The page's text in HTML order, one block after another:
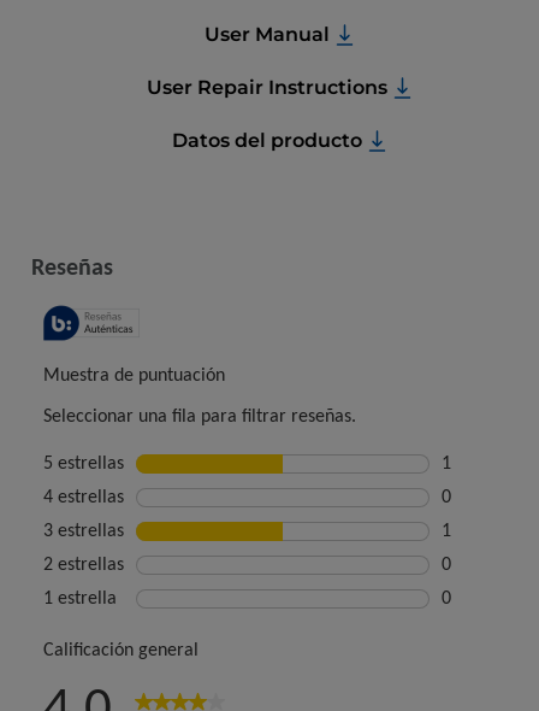
User Manual
User Repair Instructions
Datos del producto